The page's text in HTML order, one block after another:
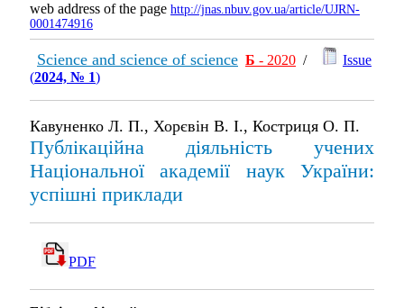
web address of the page http://jnas.nbuv.gov.ua/article/UJRN-
0001474916
Science and science of science Б - 2020 /
Issue
(2024, № 1)
Кавуненко Л. П., Хорєвін В. І., Костриця О. П.
Публікаційна діяльність учених
Національної академії наук України:
успішні приклади
PDF